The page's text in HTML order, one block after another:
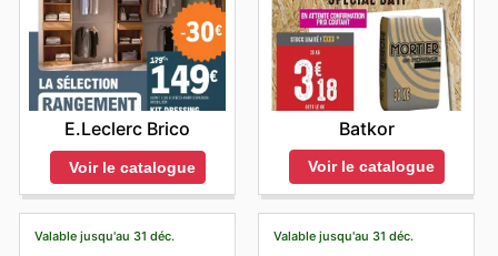
E.Leclerc Brico
Voir le catalogue
Batkor
Voir le catalogue
Valable jusqu'au 31 déc. Valable jusqu'au 31 déc.